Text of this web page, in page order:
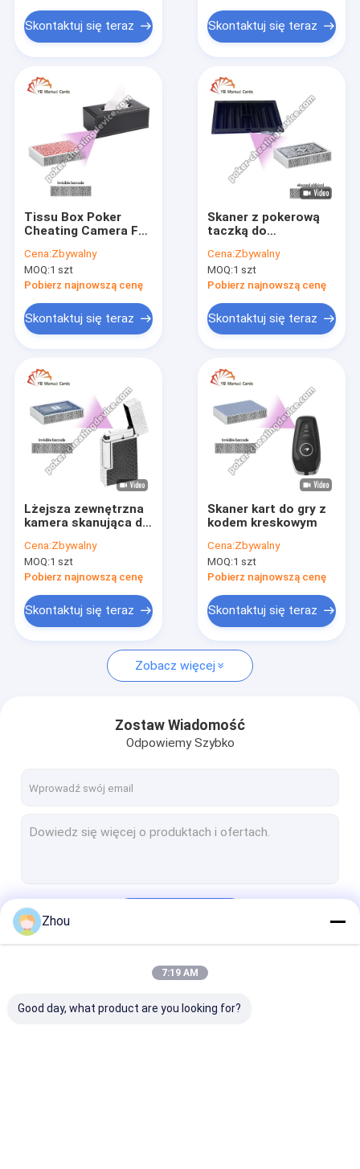
O nas
Wycieczka po fabryce
Sprawy
Analizator pokera
Soczewki kontaktowe na podczerwień
Karty do gry oznaczone podczerwienią
Skontaktuj się teraz Skontaktuj się teraz
Tissu Box Poker
Cheating Camera For
Poker Cards
Cena:Zbywalny
MOQ:1 szt
Pobierz najnowszą cenę
Skontaktuj się teraz
Skaner z pokerową
taczką do
do gry
Cena:Zbywalny
MOQ:1 szt
Pobierz najnowszą cenę
Skontaktuj się teraz
Lżejsza zewnętrzna
kamera skanująca dla
kodów kreskowych
Cena:Zbywalny
MOQ:1 szt
Pobierz najnowszą cenę
Skontaktuj się teraz
Skaner kart do gry z
kodem kreskowym
Cena:Zbywalny
MOQ:1 szt
Pobierz najnowszą cenę
Skontaktuj się teraz
Zobacz więcej
Zostaw Wiadomość
Odpowiemy Szybko
Zhou
7:19 AM
Good day, what product are you looking for?